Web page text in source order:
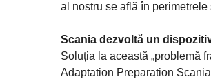
al nostru se află în
Scania dezvoltă un
Soluția la această „problemă
Adaptation Preparation